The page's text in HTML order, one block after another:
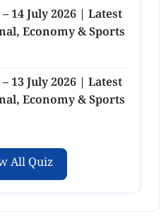
14 July 2026 | Latest
Economy & Sports
13 July 2026 | Latest
Economy & Sports
All Quiz